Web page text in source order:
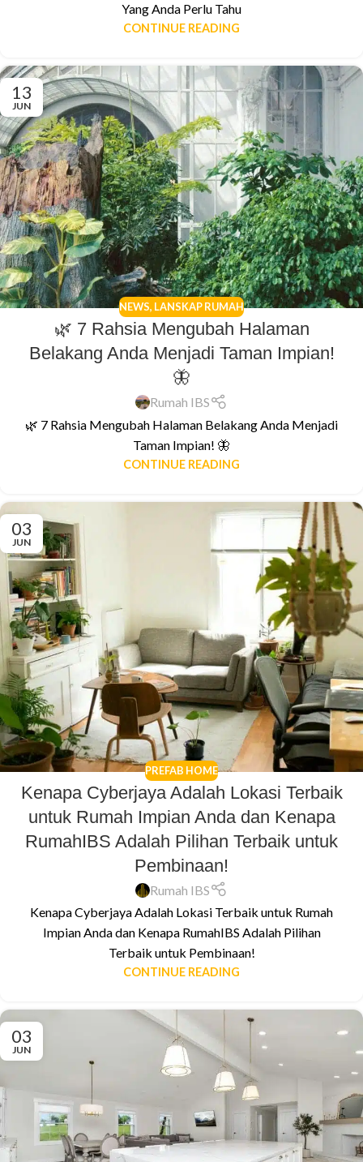
Yang Anda Perlu Tahu
CONTINUE READING
13
JUN
NEWS, LANSKAP RUMAH
🌿 7 Rahsia Mengubah Halaman
Belakang Anda Menjadi Taman Impian!
🦋
Rumah IBS
🌿 7 Rahsia Mengubah Halaman Belakang Anda Menjadi
Taman Impian! 🦋
CONTINUE READING
03
JUN
PREFAB HOME
Kenapa Cyberjaya Adalah Lokasi Terbaik
untuk Rumah Impian Anda dan Kenapa
RumahIBS Adalah Pilihan Terbaik untuk
Pembinaan!
Rumah IBS
Kenapa Cyberjaya Adalah Lokasi Terbaik untuk Rumah
Impian Anda dan Kenapa RumahIBS Adalah Pilihan
Terbaik untuk Pembinaan!
CONTINUE READING
03
JUN